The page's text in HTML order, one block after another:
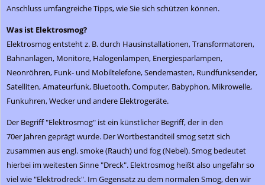
Anschluss umfangreiche Tipps, wie Sie sich schützen können.
Was ist Elektrosmog?
Elektrosmog entsteht z. B. durch Hausinstallationen, Transformatoren,
Bahnanlagen, Monitore, Halogenlampen, Energiesparlampen,
Neonröhren, Funk- und Mobiltelefone, Sendemasten, Rundfunksender,
Satelliten, Amateurfunk, Bluetooth, Computer, Babyphon, Mikrowelle,
Funkuhren, Wecker und andere Elektrogeräte.
Der Begriff "Elektrosmog" ist ein künstlicher Begriff, der in den
70er Jahren geprägt wurde. Der Wortbestandteil smog setzt sich
zusammen aus engl. smoke (Rauch) und fog (Nebel). Smog bedeutet
hierbei im weitesten Sinne "Dreck". Elektrosmog heißt also ungefähr so
viel wie "Elektrodreck". Im Gegensatz zu dem normalen Smog, den wir